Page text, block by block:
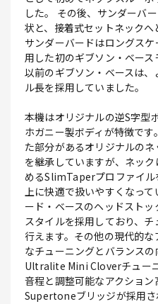
した。 その後、サンダーバ
状と、接着式セットネックへ
サンダーバードはロングス
用した初のギブソン・ベー
以前のギブソン・ベースは
ル長を採用していました。
本機はオリジナルの逆S字型
ホガニー製ボディが特徴で
た部分があるオリジナルの
を継承していますが、ネッ
めるSlimTaperプロファイル
上に快適で扱いやすくなっ
ード・ベースのヘッドスト
スタイルを採用しており、
行えます。その他の現代的
なチューニングとバランス
Ultralite Mini Cloverチュー
音程と調整可能なアクショ
Supertoneブリッジが採用さ